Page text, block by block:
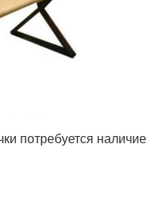
потребуется наличие